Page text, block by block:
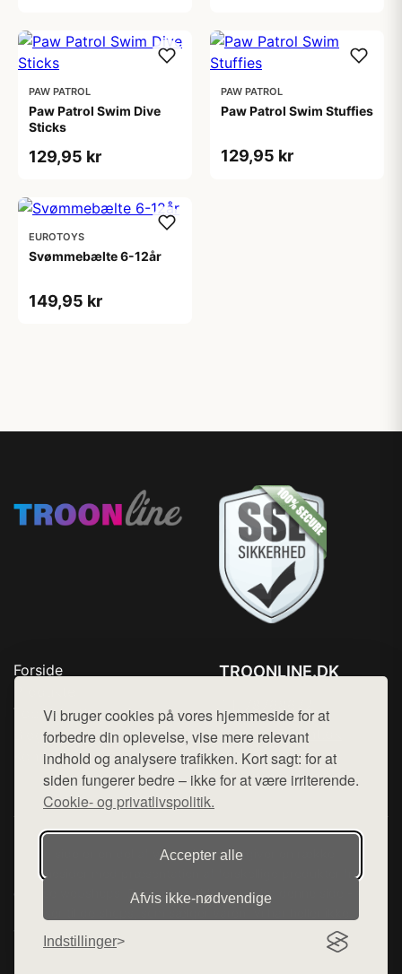
Vi bruger cookies på vores hjemmeside for at
forbedre din oplevelse, vise mere relevant
indhold og analysere trafikken. Kort sagt: for at
siden fungerer bedre – ikke for at være irriterende.
Cookie- og privatlivspolitik.
Accepter alle
Afvis ikke‑nødvendige
Indstillinger
PAW PATROL
Paw Patrol Swim Dive
Sticks
129,95 kr
PAW PATROL
Paw Patrol Swim Stuffies
129,95 kr
EUROTOYS
Svømmebælte 6-12år
149,95 kr
Forside
Top Rabatter
Blog
Kontakt
TROONLINE.DK
Mail: hej@want.dk
Cookie- og privatlivspolitik
Denne side er en del af want.dk, der udgiver en række
hjemmesider med præsentation af forskellige produkter fra
diverse webshops. Der sælges ikke varer fra denne side - vi
henviser til de shops, som sælger varen. Vi har heller ikke
varerne på lager.